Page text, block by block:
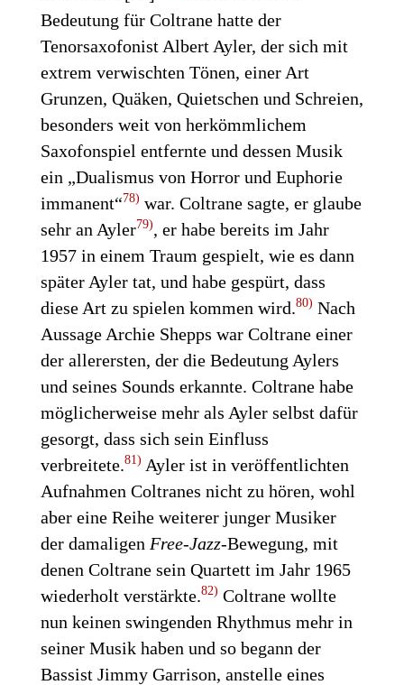
Bedeutung für Coltrane hatte der
Tenorsaxofonist Albert Ayler, der sich mit
extrem verwischten Tönen, einer Art
Grunzen, Quäken, Quietschen und Schreien,
besonders weit von herkömmlichem
Saxofonspiel entfernte und dessen Musik
ein „Dualismus von Horror und Euphorie
immanent“78) war. Coltrane sagte, er glaube
sehr an Ayler79), er habe bereits im Jahr
1957 in einem Traum gespielt, wie es dann
später Ayler tat, und habe gespürt, dass
diese Art zu spielen kommen wird.80) Nach
Aussage Archie Shepps war Coltrane einer
der allerersten, der die Bedeutung Aylers
und seines Sounds erkannte. Coltrane habe
möglicherweise mehr als Ayler selbst dafür
gesorgt, dass sich sein Einfluss
verbreitete.81) Ayler ist in veröffentlichten
Aufnahmen Coltranes nicht zu hören, wohl
aber eine Reihe weiterer junger Musiker
der damaligen Free-Jazz-Bewegung, mit
denen Coltrane sein Quartett im Jahr 1965
wiederholt verstärkte.82) Coltrane wollte
nun keinen swingenden Rhythmus mehr in
seiner Musik haben und so begann der
Bassist Jimmy Garrison, anstelle eines